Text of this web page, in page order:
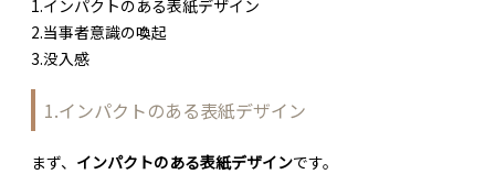
1.インパクトのある表紙デザイン
2.当事者意識の喚起
3.没入感
1.インパクトのある表紙デザイン
まず、 インパクトのある表紙デザインです。